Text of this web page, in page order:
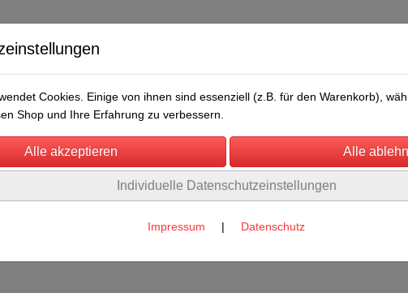
Über uns Umwelt Rechtliches
und Bullenführstab
Cookies. Einige von ihnen sind essenziell (z.B. für den Warenkorb),
Shop und Ihre Erfahrung zu verbessern.
Individuelle Datenschutzeinstellungen
Impressum | Datenschutz